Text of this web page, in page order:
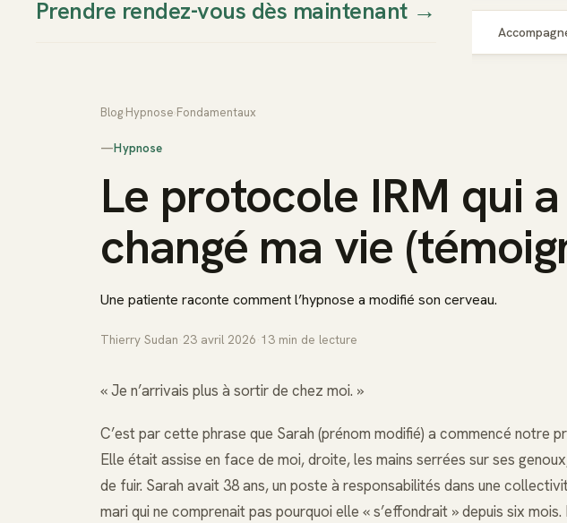
Prendre rendez-vous dès maintenant→
Blog Hypnose Fondamentaux
—Hypnose
Le protocole IRM qui a
changé ma vie
Une patiente raconte comment l’hypnose a modifié son cerveau.
Thierry Sudan 23 avril 2026 13 min de lecture
« Je n’arrivais plus à sortir de chez moi. »
C’est par cette phrase que Sarah (prénom modifié) a commencé notre
Elle était assise en face de moi, droite, les mains serrées sur ses
de fuir. Sarah avait 38 ans, un poste à responsabilités dans une
mari qui ne comprenait pas pourquoi elle « s’effondrait » depuis six